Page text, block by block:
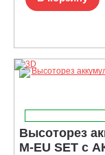
Высоторез
M-EU SET с